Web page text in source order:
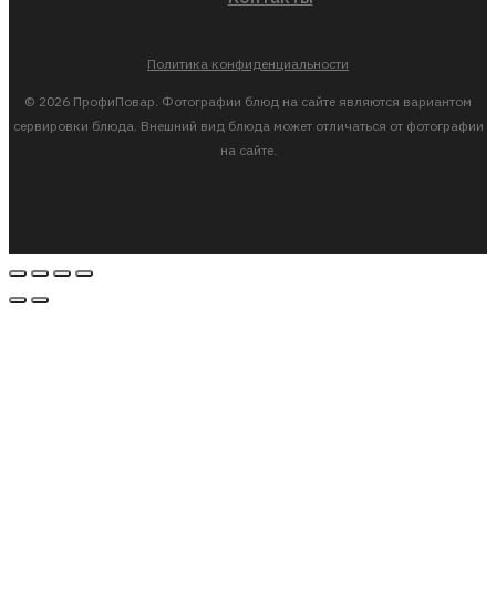
Политика конфиденциальности
© 2026 ПрофиПовар. Фотографии блюд на сайте являются вариантом
сервировки блюда. Внешний вид блюда может отличаться от фотографии
на сайте.